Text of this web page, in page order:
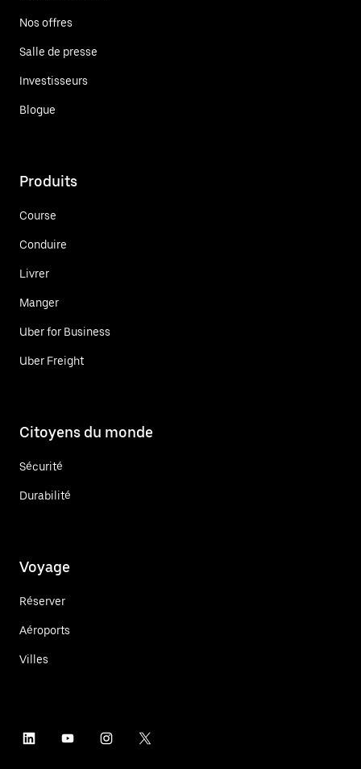
Nos offres
Salle de presse
Investisseurs
Blogue
Produits
Course
Conduire
Livrer
Manger
Uber for Business
Uber Freight
Citoyens du monde
Sécurité
Durabilité
Voyage
Réserver
Aéroports
Villes